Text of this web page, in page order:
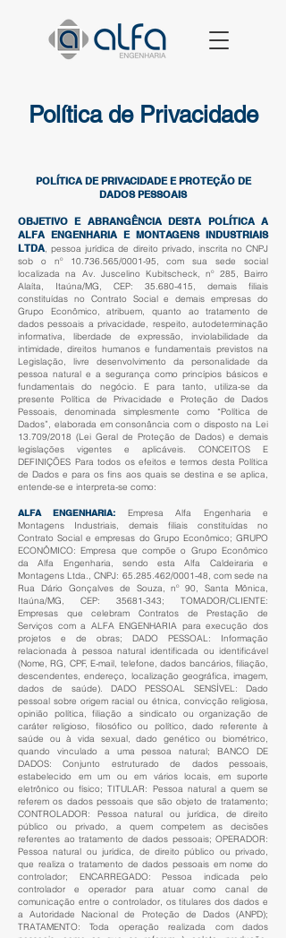
Política de Privacidade
POLÍTICA DE PRIVACIDADE E PROTEÇÃO DE
DADOS PESSOAIS
OBJETIVO E ABRANGÊNCIA DESTA POLÍTICA A
ALFA ENGENHARIA E MONTAGENS INDUSTRIAIS
LTDA, pessoa jurídica de direito privado, inscrita no CNPJ
sob o nº
10.736.565/0001-95, com sua sede social
localizada na Av. Juscelino Kubitscheck, nº 285, Bairro
Alaíta, Itaúna/MG, CEP: 35.680-415, demais filiais
constituídas no Contrato Social e demais empresas do
Grupo Econômico, atribuem, quanto ao tratamento de
dados pessoais a privacidade, respeito, autodeterminação
informativa, liberdade de expressão, inviolabilidade da
intimidade, direitos humanos e fundamentais previstos na
Legislação, livre desenvolvimento da personalidade da
pessoa natural e a segurança como princípios básicos e
fundamentais do negócio. E para tanto, utiliza-se da
presente Política de Privacidade e Proteção de Dados
Pessoais, denominada simplesmente como “Política de
Dados”, elaborada em consonância com o disposto na Lei
13.709/2018 (Lei Geral de Proteção de Dados) e demais
legislações vigentes e aplicáveis. CONCEITOS E
DEFINIÇÕES Para todos os efeitos e termos desta Política
de Dados e para os fins aos quais se destina e se aplica,
entende-se e interpreta-se como:
ALFA ENGENHARIA: Empresa Alfa Engenharia e
Montagens Industriais, demais filiais constituídas no
Contrato Social e empresas do Grupo Econômico; GRUPO
ECONÔMICO: Empresa que compõe o Grupo Econômico
da Alfa Engenharia, sendo esta Alfa Caldeiraria e
Montagens Ltda., CNPJ: 65.285.462/0001-48, com sede na
Rua Dário Gonçalves de Souza, nº 90, Santa Mônica,
Itaúna/MG, CEP: 35681-343; TOMADOR/CLIENTE:
Empresas que celebram Contratos de Prestação de
Serviços com a ALFA ENGENHARIA para execução dos
projetos e de obras; DADO PESSOAL: Informação
relacionada à pessoa natural identificada ou identificável
(Nome, RG, CPF, E-mail, telefone, dados bancários, filiação,
descendentes, endereço, localização geográfica, imagem,
dados de saúde). DADO PESSOAL SENSÍVEL: Dado
pessoal sobre origem racial ou étnica, convicção religiosa,
opinião política, filiação a sindicato ou organização de
caráter religioso, filosófico ou político, dado referente à
saúde ou à vida sexual, dado genético ou biométrico,
quando vinculado a uma pessoa natural; BANCO DE
DADOS: Conjunto estruturado de dados pessoais,
estabelecido em um ou em vários locais, em suporte
eletrônico ou físico; TITULAR: Pessoa natural a quem se
referem os dados pessoais que são objeto de tratamento;
CONTROLADOR: Pessoa natural ou jurídica, de direito
público ou privado, a quem competem as decisões
referentes ao tratamento de dados pessoais; OPERADOR:
Pessoa natural ou jurídica, de direito público ou privado,
que realiza o tratamento de dados pessoais em nome do
controlador; ENCARREGADO: Pessoa indicada pelo
controlador e operador para atuar como canal de
comunicação entre o controlador, os titulares dos dados e
a Autoridade Nacional de Proteção de Dados (ANPD);
TRATAMENTO: Toda operação realizada com dados